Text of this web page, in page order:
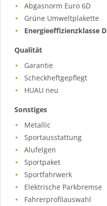
Abgasnorm Euro 6D
Grüne Umweltplakette
Energieeffizienzklasse D
Qualität
Garantie
Scheckheftgepflegt
HUAU neu
Sonstiges
Metallic
Sportausstattung
Alufelgen
Sportpaket
Sportfahrwerk
Elektrische Parkbremse
Fahrerprofilauswahl